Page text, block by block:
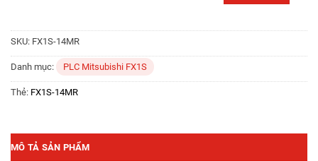
SKU: FX1S-14MR
Danh mục: PLC Mitsubishi FX1S
Thẻ: FX1S-14MR
MÔ TẢ SẢN PHẨM